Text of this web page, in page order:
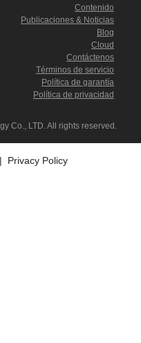
Contenido
Publicaciones & Noticias
Blog
Cloud
Contáctenos
Términos de servicio
Política de garantía
Política de privacidad
Co., LTD. All rights reserved.
Privacy Policy